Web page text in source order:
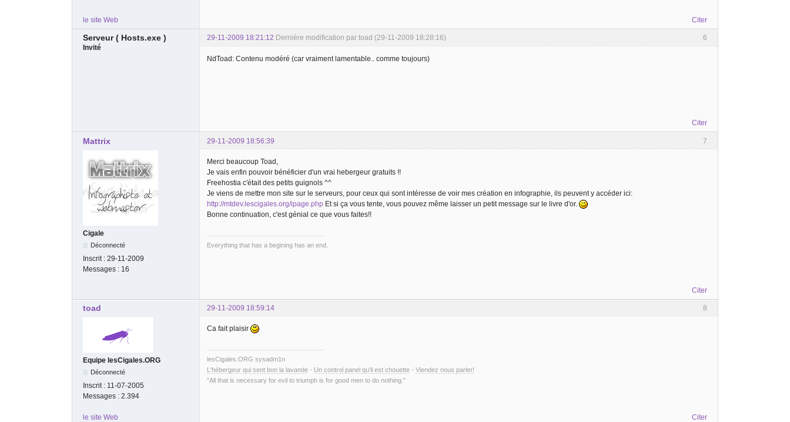
le site Web Citer
6
Serveur ( Hosts.exe ) 29-11-2009 18:21:12 Dernière modification par toad (29-11-2009 18:28:16)
Invité
NdToad: Contenu modéré (car vraiment lamentable.. comme toujours)
Citer
7
Mattrix 29-11-2009 18:56:39
Cigale
Déconnecté
Inscrit : 29-11-2009
Messages : 16
Merci beaucoup Toad,
Je vais enfin pouvoir bénéficier d'un vrai hebergeur gratuits !!
Freehostia c'était des petits guignols ^^
Je viens de mettre mon site sur le serveurs, pour ceux qui sont intéresse de voir mes création en infographie, ils peuvent y accéder ici:
http://mtdev.lescigales.org/ipage.php Et si ça vous tente, vous pouvez même laisser un petit message sur le livre d'or.
Bonne continuation, c'est génial ce que vous faites!!
Everything that has a begining has an end.
Citer
8
toad 29-11-2009 18:59:14
Equipe lesCigales.ORG
Déconnecté
Inscrit : 11-07-2005
Messages : 2.394
Ca fait plaisir
lesCigales.ORG sysadm1n
L'hébergeur qui sent bon la lavande - Un control panel qu'il est chouette - Viendez nous parler!
"All that is necessary for evil to triumph is for good men to do nothing."
le site Web Citer